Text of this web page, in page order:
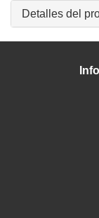
Detalles del